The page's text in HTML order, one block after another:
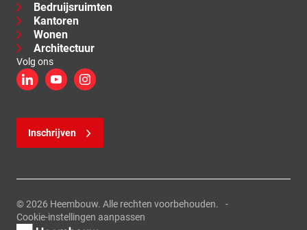
Bedruijsruimten
Kantoren
Wonen
Architectuur
Volg ons
LinkedInYouTubeInstagram
Inschrijven
© 2026 Heembouw. Alle rechten voorbehouden.
Cookie-instellingen aanpassen